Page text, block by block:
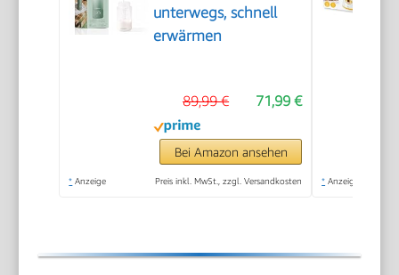
unterwegs, schnell
erwärmen
71,99 €
89,99 €
Bei Amazon ansehen
* Anzeige Preis inkl. MwSt., zzgl. Versandkosten * Anzeige